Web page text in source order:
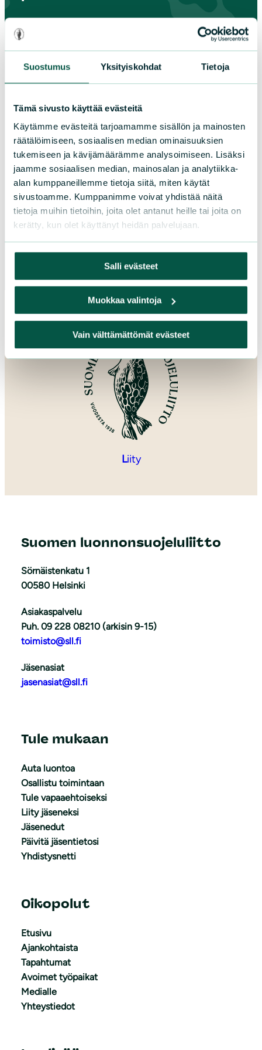
Suostumus Yksityiskohdat Tietoja
Tämä sivusto käyttää evästeitä
Käytämme evästeitä tarjoamamme sisällön ja mainosten
räätälöimiseen, sosiaalisen median ominaisuuksien
tukemiseen ja kävijämäärämme analysoimiseen. Lisäksi
jaamme sosiaalisen median, mainosalan ja analytiikka-
alan kumppaneillemme tietoja siitä, miten käytät
sivustoamme. Kumppanimme voivat yhdistää näitä
tietoja muihin tietoihin, joita olet antanut heille tai joita on
kerätty, kun olet käyttänyt heidän palvelujaan.
Salli evästeet
Muokkaa valintoja
Vain välttämättömät evästeet
Kainuu
Kymenlaakso
Lappi
Pirkanmaa
Pohjanmaa
Pohjois-Karjala
Pohjois-Pohjanmaa
Pohjois-Savo
Satakunta
Varsinais-Suomi
Liity
Suomen luonnonsuojeluliitto
Sörnäistenkatu 1
00580 Helsinki
Asiakaspalvelu
Puh. 09 228 08210 (arkisin 9-15)
toimisto@sll.fi
Jäsenasiat
jasenasiat@sll.fi
Tule mukaan
Auta luontoa
Osallistu toimintaan
Tule vapaaehtoiseksi
Liity jäseneksi
Jäsenedut
Päivitä jäsentietosi
Yhdistysnetti
Oikopolut
Etusivu
Ajankohtaista
Tapahtumat
Avoimet työpaikat
Medialle
Yhteystiedot